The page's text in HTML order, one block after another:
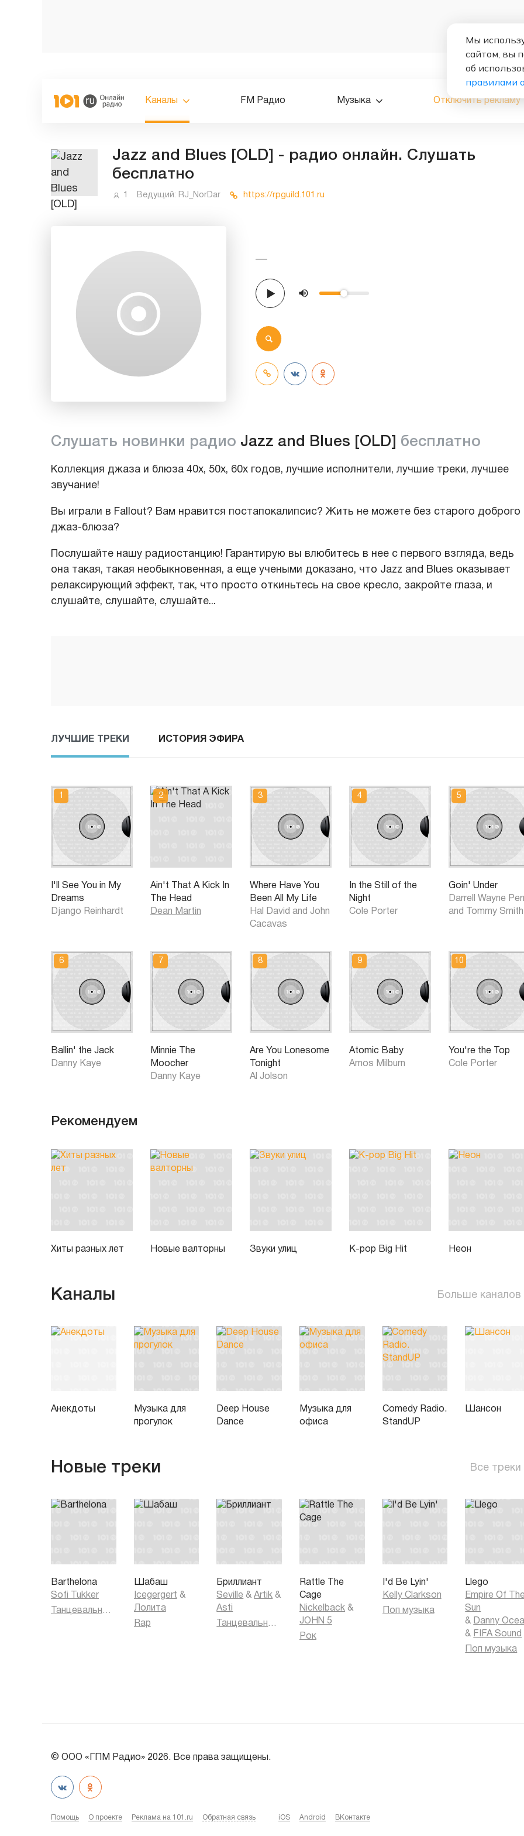
Каналы FM Радио Музыка Отключить рекламу
Jazz and Blues [OLD] - радио онлайн. Слушать
бесплатно
1 Ведущий: RJ_NorDar https://rpguild.101.ru
—
Слушать новинки радио Jazz and Blues [OLD] бесплатно
Коллекция джаза и блюза 40х, 50х, 60х годов, лучшие исполнители, лучшие треки, лучшее
звучание!
Вы играли в Fallout? Вам нравится постапокалипсис? Жить не можете без старого доброго
джаз-блюза?
Послушайте нашу радиостанцию! Гарантирую вы влюбитесь в нее с первого взгляда, ведь
она такая, такая необыкновенная, а еще учеными доказано, что Jazz and Blues оказывает
релаксирующий эффект, так, что просто откиньтесь на свое кресло, закройте глаза, и
слушайте, слушайте, слушайте...
ЛУЧШИЕ ТРЕКИ ИСТОРИЯ ЭФИРА
I'll See You in My
Dreams
Django Reinhardt
Ain't That A Kick In
The Head
Dean Martin
Where Have You
Been All My Life
Hal David and John
Cacavas
In the Still of the
Night
Cole Porter
Goin' Under
Darrell Wayne
and Tommy Smith
Ballin' the Jack
Danny Kaye
Minnie The
Moocher
Danny Kaye
Are You Lonesome
Tonight
Al Jolson
Atomic Baby
Amos Milburn
You're the Top
Cole Porter
Рекомендуем
Хиты разных лет Новые валторны Звуки улиц K-pop Big Hit Неон
Каналы Больше каналов
Анекдоты
Музыка для
прогулок
Deep House
Dance
Музыка для
офиса
Comedy Radio.
StandUP
Шансон
Новые треки Все треки
Barthelona
Sofi Tukker
Танцевальная музыка
Шабаш
Icegergert &
Лолита
Rap
Бриллиант
Seville &Artik &
Asti
Танцевальная музыка
Rattle The
Cage
Nickelback &
JOHN 5
Рок
I'd Be Lyin'
Kelly Clarkson
Поп музыка
Llego
Empire Of
Sun
&
Danny
& FIFA Sound
Поп музыка
© ООО «ГПМ Радио» 2026. Все права защищены.
Помощь О проекте Реклама на 101.ru Обратная связь iOS Android ВКонтакте
Мы
сайтом, вы
об
правилами